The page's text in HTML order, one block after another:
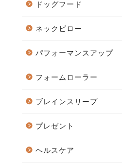
ドッグフード
ネックピロー
パフォーマンスアップ
フォームローラー
ブレインスリープ
プレゼント
ヘルスケア